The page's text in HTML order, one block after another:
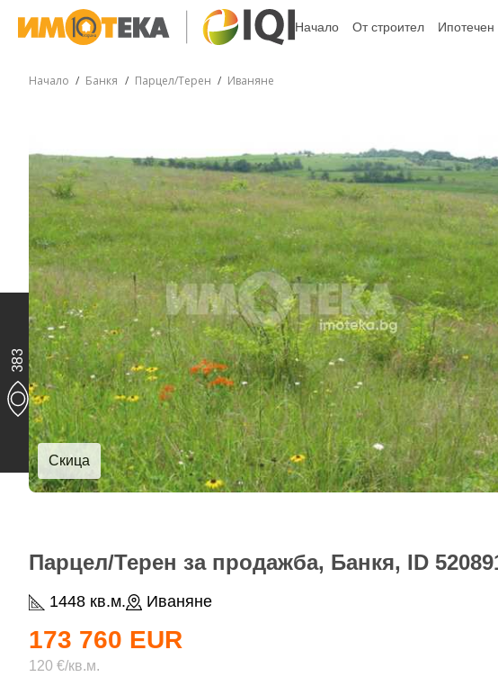
Начало От строител Ипотечен
Начало Банкя Парцел/Терен Иваняне
383
Скица
Парцел/Терен за продажба, Банкя, ID
1448 кв.м. Иваняне
173 760 EUR
120 €/кв.м.